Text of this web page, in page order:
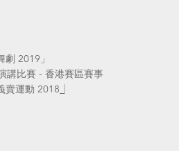
2019」
講比賽 - 香港賽區賽事
運動 2018⏌